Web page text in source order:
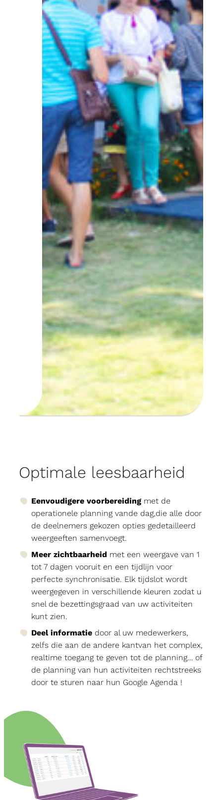
Optimale leesbaarheid
Eenvoudigere voorbereiding met de
operationele planning vande dag,die alle door
de deelnemers gekozen opties gedetailleerd
weergeeften samenvoegt.
Meer zichtbaarheid met een weergave van 1
tot 7 dagen vooruit en een tijdlijn voor
perfecte synchronisatie. Elk tijdslot wordt
weergegeven in verschillende kleuren zodat u
snel de bezettingsgraad van uw activiteiten
kunt zien.
Deel informatie door al uw medewerkers,
zelfs die aan de andere kantvan het complex,
realtime toegang te geven tot de planning… of
de planning van hun activiteiten rechtstreeks
door te sturen naar hun Google Agenda !